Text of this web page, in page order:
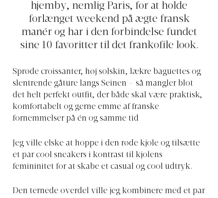
hjemby, nemlig Paris, for at holde
forlænget weekend på ægte fransk
manér og har i den forbindelse fundet
sine 10 favoritter til det frankofile look.
Sprøde croissanter, høj solskin, lækre baguettes og
slentrende gåture langs Seinen – så mangler blot
det helt perfekt outfit, der både skal være praktisk,
komfortabelt og gerne emme af franske
fornemmelser på én og samme tid
Jeg ville elske at hoppe i den røde kjole og tilsætte
et par cool sneakers i kontrast til kjolens
femininitet for at skabe et casual og cool udtryk.
Den ternede overdel ville jeg kombinere med et par